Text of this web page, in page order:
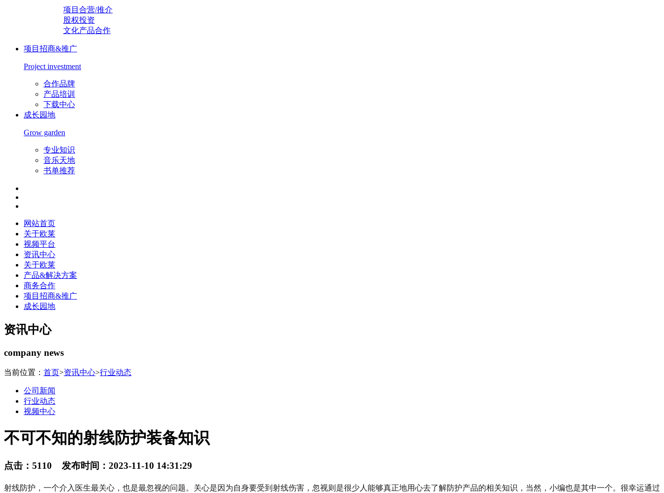
项目合营/推介
股权投资
文化产品合作
项目招商&推广
Project investment
合作品牌
产品培训
下载中心
成长园地
Grow garden
专业知识
音乐天地
书单推荐
网站首页
关于欧莱
视频平台
资讯中心
关于欧莱
产品&解决方案
商务合作
项目招商&推广
成长园地
资讯中心
company news
当前位置： 首页>资讯中心>行业动态
公司新闻
行业动态
视频中心
不可不知的射线防护装备知识
点击：5110 发布时间：2023-11-10 14:31:29
射线防护，一个介入医生最关心，也是最忽视的问题。关心是因为自身要受到射线伤害，忽视则是很少人能够真正地用心去了解防护产品的相关知识，当然，小编也是其中一个。 很幸运通过